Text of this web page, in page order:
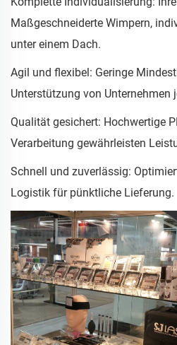
Maßgeschneiderte Wimpern,
unter einem Dach.
Agil und flexibel: Geringe
Unterstützung von Unternehmen
Qualität gesichert: Hochwertige
Verarbeitung gewährleisten
Schnell und zuverlässig:
Logistik für pünktliche Lieferung.